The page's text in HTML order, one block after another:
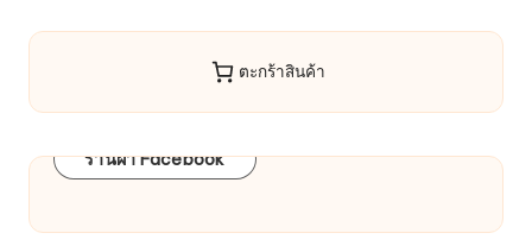
ตะกร้าสินค้า
ร้านผ้า Facebook